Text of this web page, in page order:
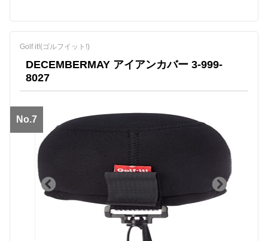
Golf it!(ゴルフイット!)
DECEMBERMAY アイアンカバー 3-999-
8027
No.7